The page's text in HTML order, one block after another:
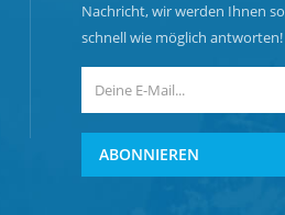
Nachricht, wir werden Ihnen so
schnell wie möglich antworten!
ABONNIEREN